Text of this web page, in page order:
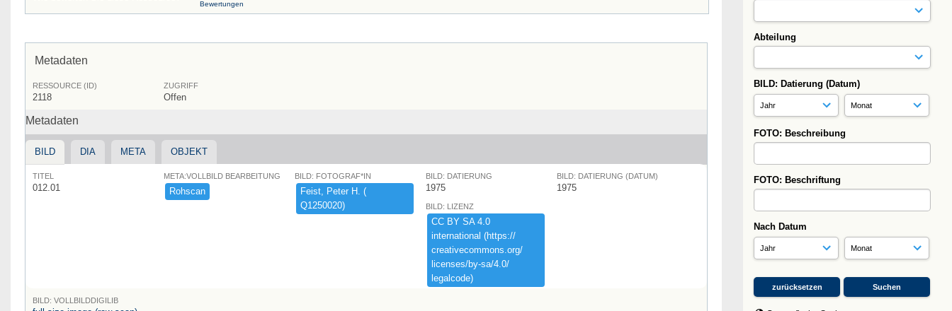
Abteilung
BILD: Datierung (Datum)
FOTO: Beschreibung
FOTO: Beschriftung
Nach Datum
Bewertungen
Metadaten
RESSOURCE (ID)
2118
ZUGRIFF
Offen
Metadaten
BILD DIA META OBJEKT
TITEL
012.01
META:VOLLBILD BEARBEITUNG
Rohscan
BILD: FOTOGRAF*IN
Feist,​ ​Peter ​H.​ ​(​
Q1250020)​
BILD: DATIERUNG
1975
BILD: DATIERUNG (DATUM)
1975
BILD: LIZENZ
CC ​BY ​SA ​4.​0 ​
international ​(​https:​/​/​
creativecommons.​org/​
licenses/​by-​sa/​4.​0/​
legalcode)​
BILD: VOLLBILDDIGILIB